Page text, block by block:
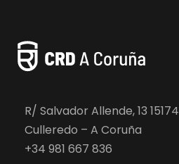
R/ Salvador Allende, 13 15174
Culleredo – A Coruña
+34 981 667 836